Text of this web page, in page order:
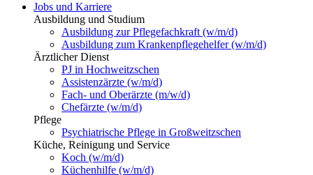
Jobs und Karriere
Ausbildung und Studium
Ausbildung zur Pflegefachkraft (w/m/d)
Ausbildung zum Krankenpflegehelfer (w/m/d)
Ärztlicher Dienst
PJ in Hochweitzschen
Assistenzärzte (w/m/d)
Fach- und Oberärzte (m/w/d)
Chefärzte (w/m/d)
Pflege
Psychiatrische Pflege in Großweitzschen
Küche, Reinigung und Service
Koch (w/m/d)
Küchenhilfe (w/m/d)